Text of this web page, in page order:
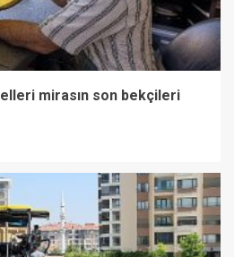
elleri mirasın son bekçileri